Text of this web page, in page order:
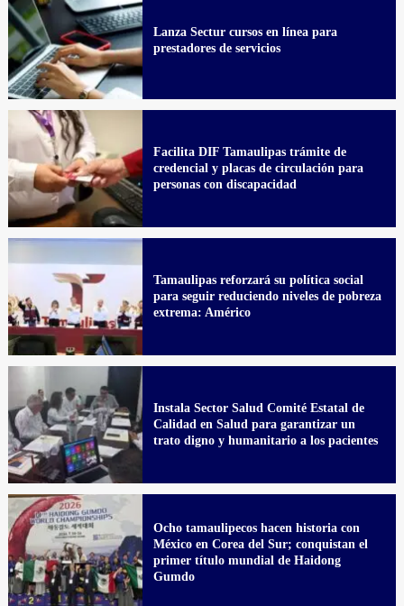
Lanza Sectur cursos en línea para
prestadores de servicios
Facilita DIF Tamaulipas trámite de
credencial y placas de circulación para
personas con discapacidad
Tamaulipas reforzará su política social
para seguir reduciendo niveles de pobreza
extrema: Américo
Instala Sector Salud Comité Estatal de
Calidad en Salud para garantizar un
trato digno y humanitario a los pacientes
Ocho tamaulipecos hacen historia con
México en Corea del Sur; conquistan el
primer título mundial de Haidong
Gumdo